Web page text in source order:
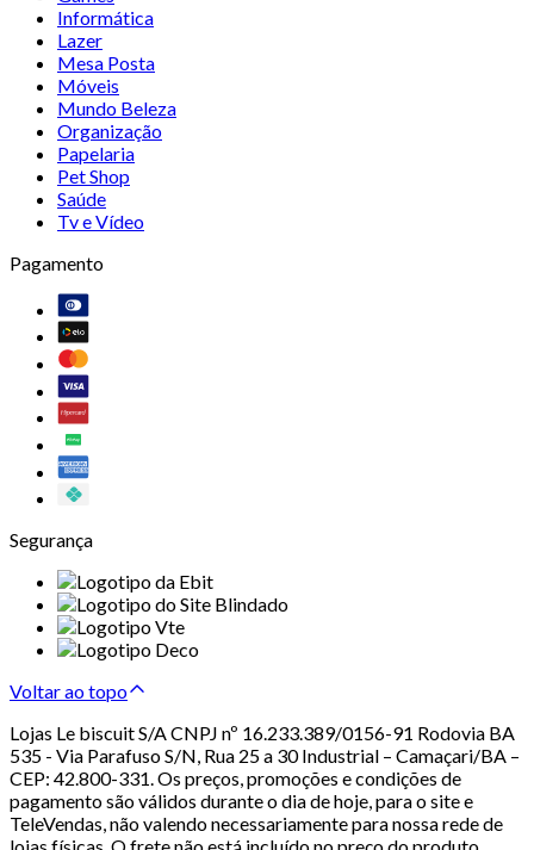
Informática
Lazer
Mesa Posta
Móveis
Mundo Beleza
Organização
Papelaria
Pet Shop
Saúde
Tv e Vídeo
Pagamento
Segurança
Voltar ao topo
Lojas Le biscuit S/A CNPJ nº 16.233.389/0156-91 Rodovia BA
535 - Via Parafuso S/N, Rua 25 a 30 Industrial – Camaçari/BA –
CEP: 42.800-331. Os preços, promoções e condições de
pagamento são válidos durante o dia de hoje, para o site e
TeleVendas, não valendo necessariamente para nossa rede de